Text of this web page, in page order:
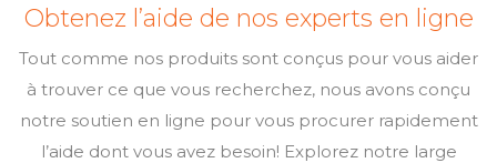
Obtenez l’aide de nos experts en ligne
Tout comme nos produits sont conçus pour vous aider
à trouver ce que vous recherchez, nous avons conçu
notre soutien en ligne pour vous procurer rapidement
l’aide dont vous avez besoin! Explorez notre large